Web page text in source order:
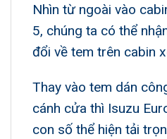
Nhìn từ ngoài vào
5, chúng ta có thể
đổi về tem trên cabin
Thay vào tem dán
cánh cửa thì Isuzu
con số thể hiện tải